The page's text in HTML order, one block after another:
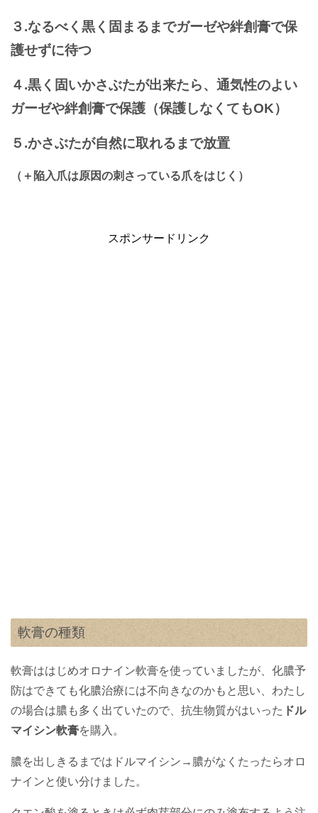
３.なるべく黒く固まるまでガーゼや絆創膏で保
護せずに待つ
４.黒く固いかさぶたが出来たら、通気性のよい
ガーゼや絆創膏で保護（保護しなくてもOK）
５.かさぶたが自然に取れるまで放置
（＋陥入爪は原因の刺さっている爪をはじく）
スポンサードリンク
軟膏の種類
軟膏ははじめオロナイン軟膏を使っていましたが、化膿予
防はできても化膿治療には不向きなのかもと思い、 わたし
の場合は膿も多く出ていたので、抗生物質がはいった ドル
マイシン軟膏を購入。
膿を出しきるまではドルマイシン→膿がなくたったらオロ
ナインと使い分けました。